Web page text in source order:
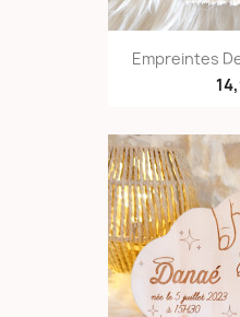
Empreintes